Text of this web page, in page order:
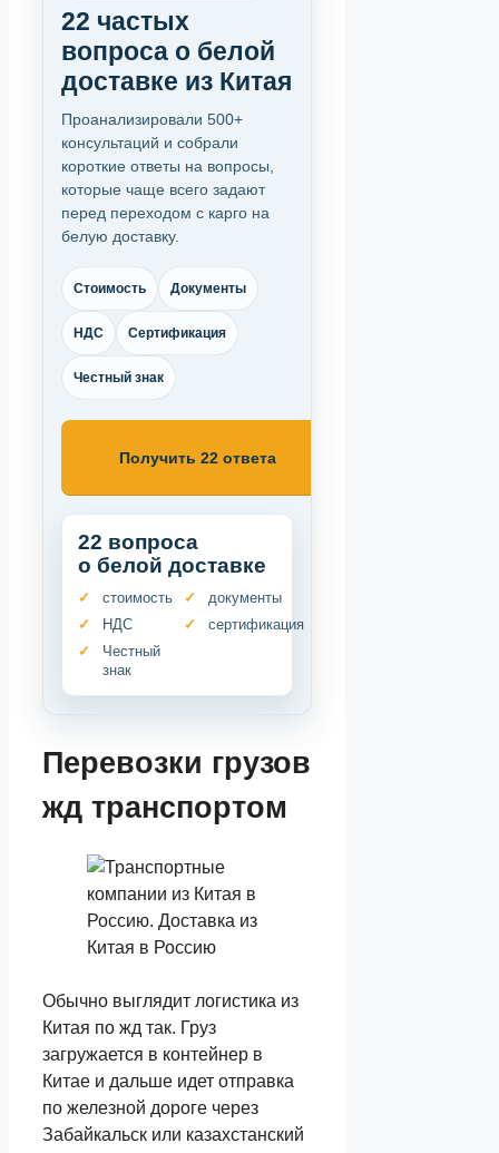
22 частых
вопроса о белой
доставке из Китая
Проанализировали 500+
консультаций и собрали
короткие ответы на вопросы,
которые чаще всего задают
перед переходом с карго на
белую доставку.
Стоимость Документы
НДС Сертификация
Честный знак
Получить 22 ответа
22 вопроса
о белой доставке
стоимость
документы
НДС
сертификация
Честный
знак
Перевозки грузов
жд транспортом
Обычно выглядит логистика из
Китая по жд так. Груз
загружается в контейнер в
Китае и дальше идет отправка
по железной дороге через
Забайкальск или казахстанский